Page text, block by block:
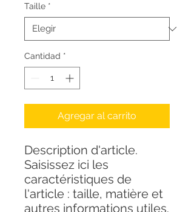
Taille *
Cantidad *
Agregar al carrito
Description d'article.
Saisissez ici les
caractéristiques de
l'article : taille, matière et
autres informations utiles.